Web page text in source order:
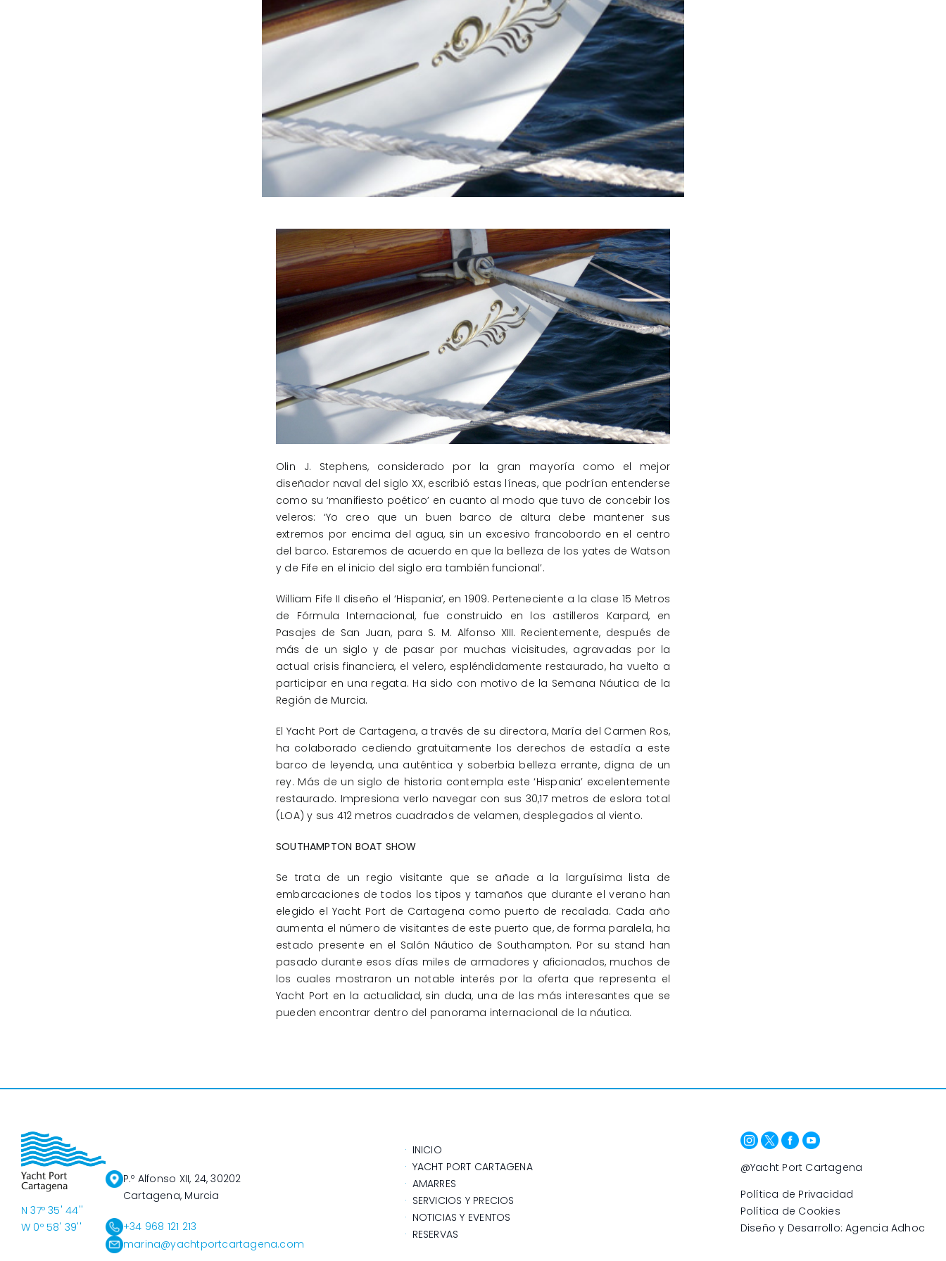
Olin J. Stephens, considerado por la gran mayoría como el mejor
diseñador naval del siglo XX, escribió estas líneas, que podrían entenderse
como su ‘manifiesto poético’ en cuanto al modo que tuvo de concebir los
veleros: ‘Yo creo que un buen barco de altura debe mantener sus
extremos por encima del agua, sin un excesivo francobordo en el centro
del barco. Estaremos de acuerdo en que la belleza de los yates de Watson
y de Fife en el inicio del siglo era también funcional’.
William Fife II diseño el ‘Hispania’, en 1909. Perteneciente a la clase 15 Metros
de Fórmula Internacional, fue construido en los astilleros Karpard, en
Pasajes de San Juan, para S. M. Alfonso XIII. Recientemente, después de
más de un siglo y de pasar por muchas vicisitudes, agravadas por la
actual crisis financiera, el velero, espléndidamente restaurado, ha vuelto a
participar en una regata. Ha sido con motivo de la Semana Náutica de la
Región de Murcia.
El Yacht Port de Cartagena, a través de su directora, María del Carmen Ros,
ha colaborado cediendo gratuitamente los derechos de estadía a este
barco de leyenda, una auténtica y soberbia belleza errante, digna de un
rey. Más de un siglo de historia contempla este ‘Hispania’ excelentemente
restaurado. Impresiona verlo navegar con sus 30,17 metros de eslora total
(LOA) y sus 412 metros cuadrados de velamen, desplegados al viento.
SOUTHAMPTON BOAT SHOW
Se trata de un regio visitante que se añade a la larguísima lista de
embarcaciones de todos los tipos y tamaños que durante el verano han
elegido el Yacht Port de Cartagena como puerto de recalada. Cada año
aumenta el número de visitantes de este puerto que, de forma paralela, ha
estado presente en el Salón Náutico de Southampton. Por su stand han
pasado durante esos días miles de armadores y aficionados, muchos de
los cuales mostraron un notable interés por la oferta que representa el
Yacht Port en la actualidad, sin duda, una de las más interesantes que se
pueden encontrar dentro del panorama internacional de la náutica.
N 37º 35' 44''
W 0º 58' 39''
P.º Alfonso XII, 24, 30202
Cartagena, Murcia
+34 968 121 213
marina@yachtportcartagena.com
INICIO
YACHT PORT CARTAGENA
AMARRES
SERVICIOS Y PRECIOS
NOTICIAS Y EVENTOS
RESERVAS
@Yacht Port Cartagena
Política de Privacidad
Política de Cookies
Diseño y Desarrollo: Agencia Adhoc